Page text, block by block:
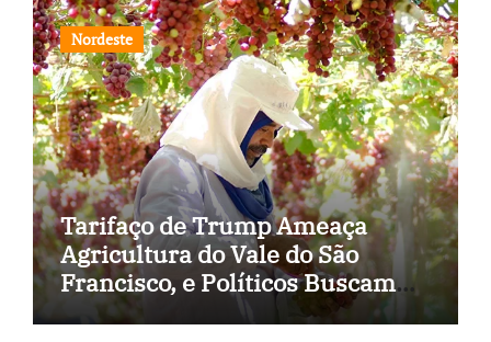
Nordeste
Tarifaço de Trump Ameaça
Agricultura do Vale do São
Francisco, e Políticos Buscam
Soluções